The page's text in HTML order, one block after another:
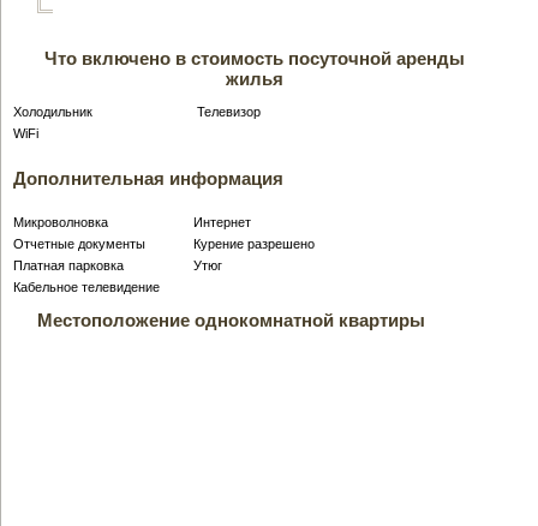
Что включено в стоимость посуточной аренды
жилья
Холодильник
Телевизор
WiFi
Дополнительная информация
Микроволновка
Интернет
Отчетные документы
Курение разрешено
Платная парковка
Утюг
Кабельное телевидение
Местоположение однокомнатной квартиры